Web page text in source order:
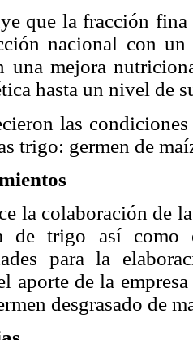
que la fracción
nacional con
una mejora
hasta un nivel de
las
trigo: germen de
la colaboración de
de trigo así
para la
aporte de la
desgrasado de